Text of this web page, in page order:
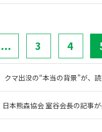
... 3 4
クマ出没の“本当の背景”が、
日本熊森協会 室谷会長の記事